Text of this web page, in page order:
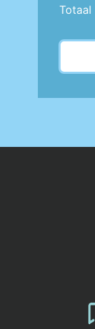
Totaal